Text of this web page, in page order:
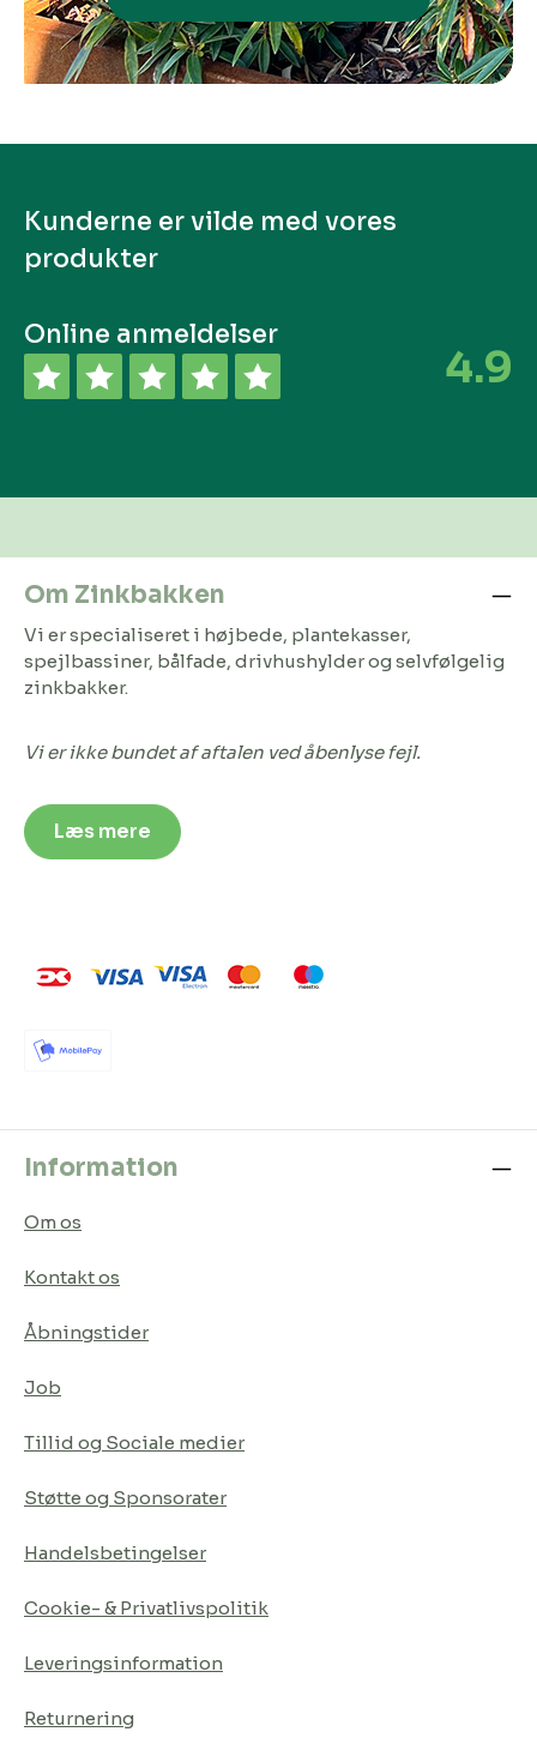
Kunderne er vilde med vores
produkter
Online anmeldelser
4.9
Om Zinkbakken
Vi er specialiseret i højbede, plantekasser,
spejlbassiner, bålfade, drivhushylder og selvfølgelig
zinkbakker.
Vi er ikke bundet af aftalen ved åbenlyse fejl.
Læs mere
Information
Om os
Kontakt os
Åbningstider
Job
Tillid og Sociale medier
Støtte og Sponsorater
Handelsbetingelser
Cookie- & Privatlivspolitik
Leveringsinformation
Returnering